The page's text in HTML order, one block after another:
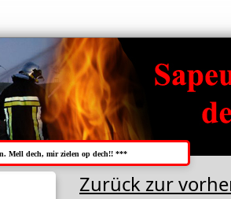
dech, mir zielen op dech!! ***
Zurück zur